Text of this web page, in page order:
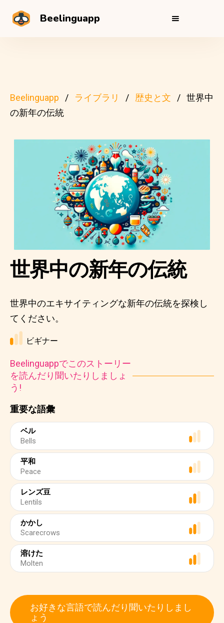
Beelinguapp
Beelinguapp ライブラリ 歴史と文
世界中
の新年の伝統
重要な語彙
ベル
Bells
平和
Peace
レンズ豆
Lentils
かかし
Scarecrows
溶けた
Molten
世界中の新年の伝統
世界中のエキサイティングな新年の伝統を探検し
てください。
ビギナー
Beelinguappでこのストーリー
を読んだり聞いたりしましょ
う!
お好きな言語で読んだり聞いたりしまし
ょう